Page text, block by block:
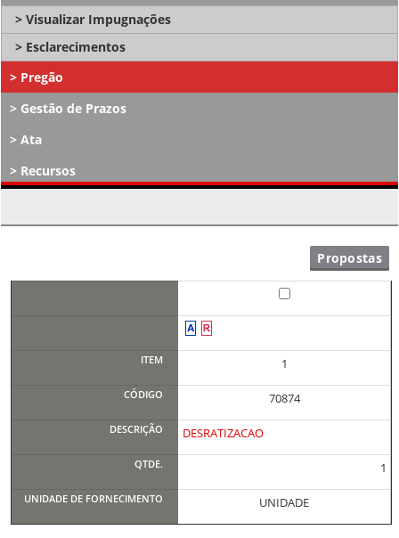
Visualizar Impugnações
Esclarecimentos
Pregão
Gestão de Prazos
Ata
Recursos
1
70874
DESRATIZACAO
1
UNIDADE